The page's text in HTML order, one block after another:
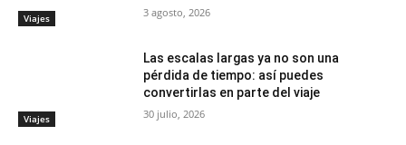
Viajes 3 agosto, 2026
Viajes
Las escalas largas ya no son una
pérdida de tiempo: así puedes
convertirlas en parte del viaje
30 julio, 2026